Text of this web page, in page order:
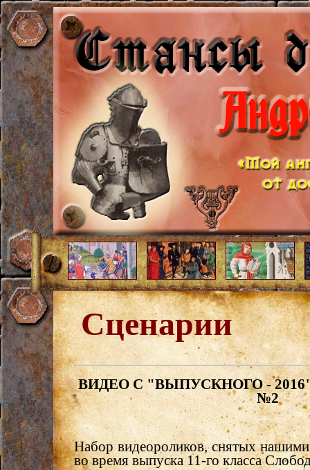
Сценарии
ВИДЕО С "ВЫПУСКНОГО - 2016"
№2
Набор видеороликов, снятых
во время выпуска 11-го класса